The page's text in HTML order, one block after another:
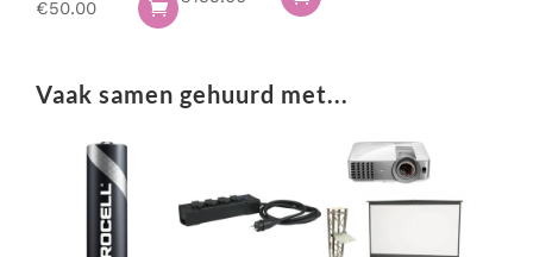
€50.00 
Vaak samen gehuurd met...